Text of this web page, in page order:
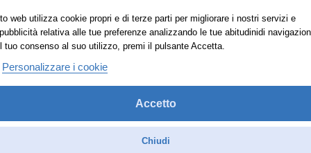
Acquirente verificato
svapo.
Acquirente verificato
web utilizza cookie propri e di terze parti per migliorare i nostri servizi e
relativa alle tue preferenze analizzando le tue abitudinidi
tuo consenso al suo utilizzo, premi il pulsante Accetta.
Personalizzare i cookie
Accetto
Chiudi